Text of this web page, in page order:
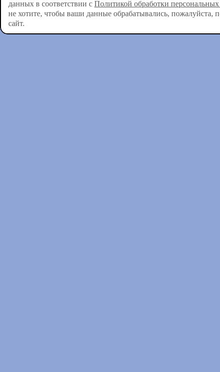
данных в соответствии с Политикой обработки
не хотите, чтобы ваши данные обрабатывались, пожалуйста,
сайт.